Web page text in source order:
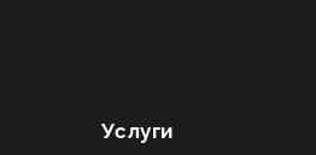
Услуги